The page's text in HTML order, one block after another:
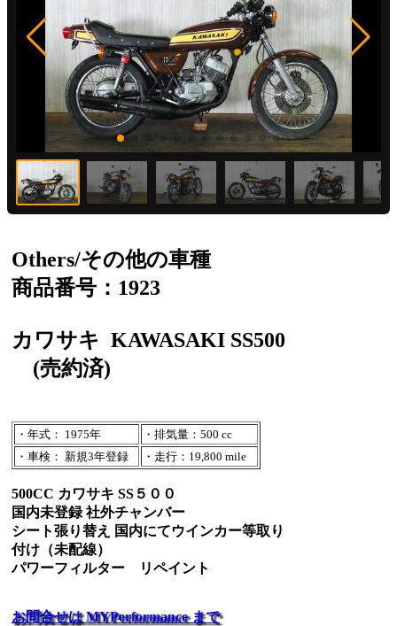
Others/その他の車種
商品番号：1923
カワサキ KAWASAKI SS500
(売約済)
・年式： 1975年
・排気量：500 cc
・車検： 新規3年登録
・走行：19,800 mile
500CC カワサキ SS５００
国内未登録 社外チャンバー
シート張り替え 国内にてウインカー等取り
付け（未配線）
パワーフィルター リペイント
お問合せは MYPerformance まで